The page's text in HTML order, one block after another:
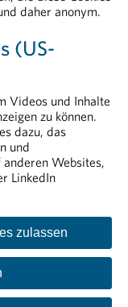
Einstellungen
daher anonym.
(US-
Videos und Inhalte
zu können.
dazu, das
und
Websites,
LinkedIn
zulassen